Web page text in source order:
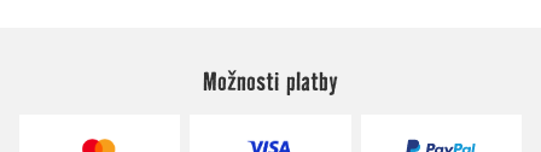
Možnosti platby